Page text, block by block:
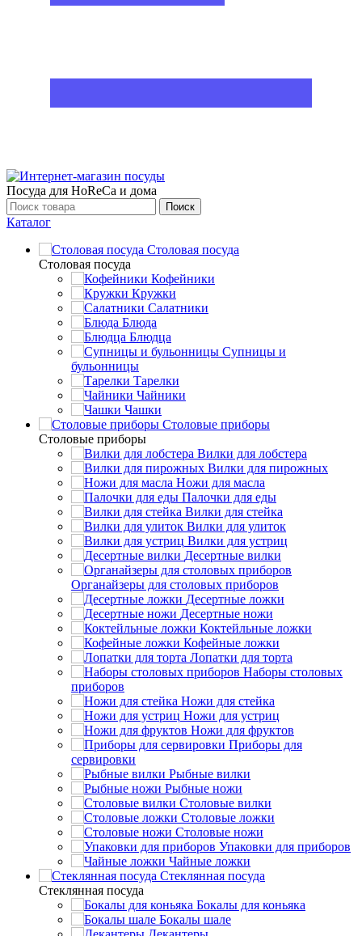
Посуда для HoReCa и дома
Поиск
Каталог
Столовая посуда
Столовая посуда
Кофейники
Кружки
Салатники
Блюда
Блюдца
Супницы и
бульонницы
Тарелки
Чайники
Чашки
Cтоловые приборы
Cтоловые приборы
Вилки для лобстера
Вилки для пирожных
Ножи для масла
Палочки для еды
Вилки для стейка
Вилки для улиток
Вилки для устриц
Десертные вилки
Органайзеры для столовых приборов
Десертные ложки
Десертные ножи
Коктейльные ложки
Кофейные ложки
Лопатки для торта
Наборы столовых
приборов
Ножи для стейка
Ножи для устриц
Ножи для фруктов
Приборы для
сервировки
Рыбные вилки
Рыбные ножи
Столовые вилки
Столовые ложки
Столовые ножи
Упаковки для приборов
Чайные ложки
Стеклянная посуда
Стеклянная посуда
Бокалы для коньяка
Бокалы шале